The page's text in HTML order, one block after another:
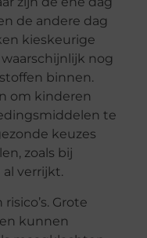
de andere dag
kieskeurige
nog
binnen.
om kinderen
te
keuzes
zoals bij
verrijkt.
Grote
kunnen